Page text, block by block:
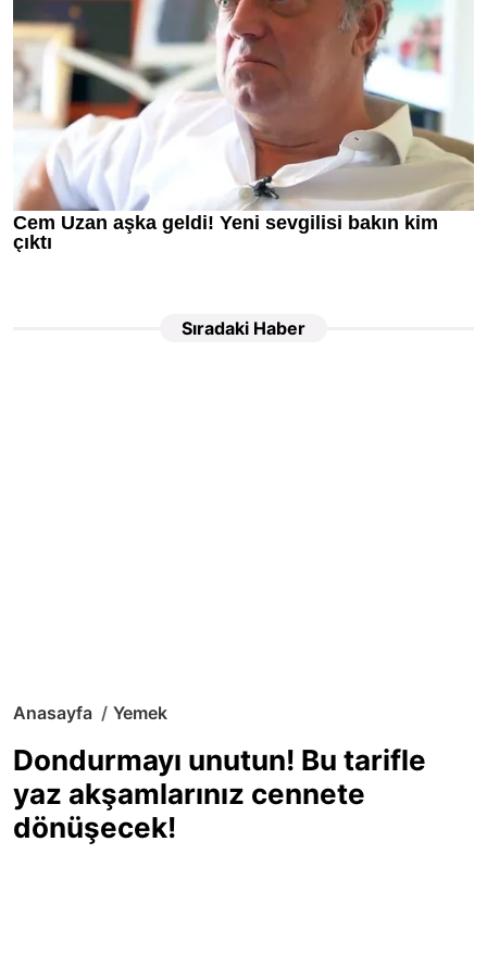
Sıradaki Haber
Anasayfa Yemek
Dondurmayı unutun! Bu tarifle
yaz akşamlarınız cennete
dönüşecek!